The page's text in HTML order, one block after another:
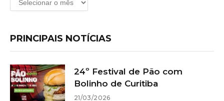
PRINCIPAIS NOTÍCIAS
24º Festival de Pão com
Bolinho de Curitiba
21/03/2026